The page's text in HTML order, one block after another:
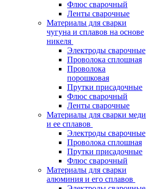
Флюс сварочный
Ленты сварочные
Материалы для сварки
чугуна и сплавов на основе
никеля
Электроды сварочные
Проволока сплошная
Проволока
порошковая
Прутки присадочные
Флюс сварочный
Ленты сварочные
Материалы для сварки меди
и ее сплавов
Электроды сварочные
Проволока сплошная
Прутки присадочные
Флюс сварочный
Материалы для сварки
алюминия и его сплавов